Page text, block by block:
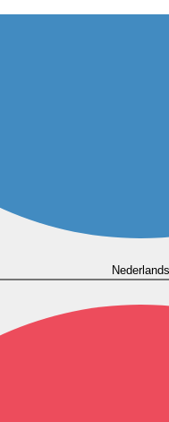
Nederlands